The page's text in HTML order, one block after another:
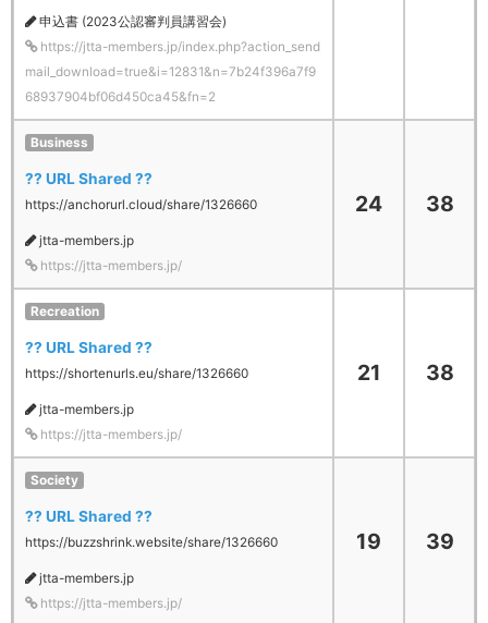
申込書 (2023公認審判員講習会)
https://jtta-members.jp/index.php?action_send
mail_download=true&i=12831&n=7b24f396a7f9
68937904bf06d450ca45&fn=2
Business
?? URL Shared ??
https://anchorurl.cloud/share/1326660
jtta-members.jp
https://jtta-members.jp/
24 38
Recreation
?? URL Shared ??
https://shortenurls.eu/share/1326660
jtta-members.jp
https://jtta-members.jp/
21 38
Society
?? URL Shared ??
https://buzzshrink.website/share/1326660
jtta-members.jp
https://jtta-members.jp/
19 39